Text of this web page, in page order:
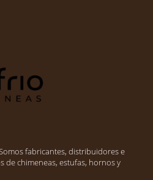
fabricantes, distribuidores e
de chimeneas, estufas, hornos y